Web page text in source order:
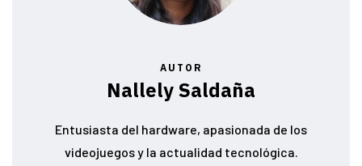
AUTOR
Nallely Saldaña
Entusiasta del hardware, apasionada de los
videojuegos y la actualidad tecnológica.